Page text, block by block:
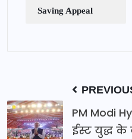
Saving Appeal
PM Modi
ईस्ट युद्ध के